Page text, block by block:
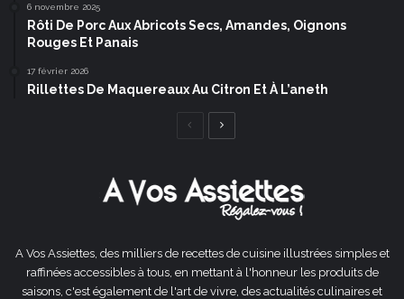
6 novembre 2025
Rôti De Porc Aux Abricots Secs, Amandes, Oignons
Rouges Et Panais
17 février 2026
Rillettes De Maquereaux Au Citron Et À L’aneth
Page
A Vos Assiettes, des milliers de recettes de cuisine illustrées simples et
raffinées accessibles à tous, en mettant à l'honneur les produits de
saisons, c'est également de l'art de vivre, des actualités culinaires et